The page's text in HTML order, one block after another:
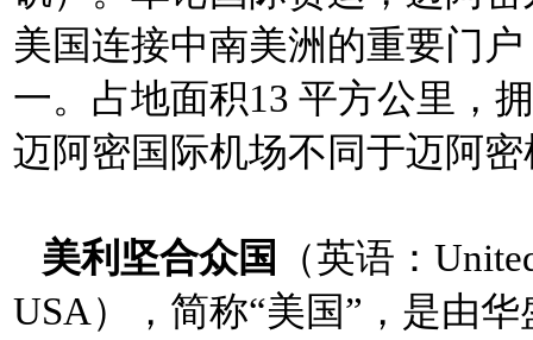
美国连接中南美洲的重要门
一。占地面积13 平方公里，
迈阿密国际机场不同于迈阿
美利坚合众国
（英语：
USA），简称“美国”，是由